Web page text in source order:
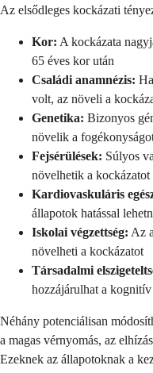
Az elsődleges kockázati
Kor: A kockázata
65 éves kor után
Családi anamnézis:
volt, az növeli a
Genetika: Bizonyos
növelik a
Fejsérülések: Súlyos
növelhetik a kockázatot
Kardiovaskuláris
állapotok hatással
Iskolai végzettség: Az
növelheti a kockázatot
Társadalmi
hozzájárulhat a
Néhány potenciálisan
a magas vérnyomás, az
Ezeknek az állapotoknak a